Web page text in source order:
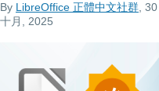
By LibreOffice 正體中文社群 , 30
十月, 2025